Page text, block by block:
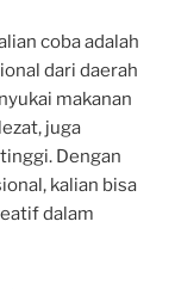
coba adalah
dari daerah
makanan
juga
Dengan
kalian bisa
dalam